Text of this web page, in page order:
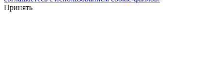
Принять